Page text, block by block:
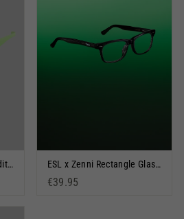
OptiFlex: ESL 2024 Pro Edition Grün ESL x Zenni Rectangle Glasses Grey
€39.95